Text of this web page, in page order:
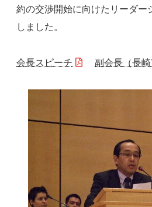
約の交渉開始に向けたリーダー
しました。
会長スピーチ 副会長（長